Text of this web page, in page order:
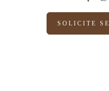
SOLICITE